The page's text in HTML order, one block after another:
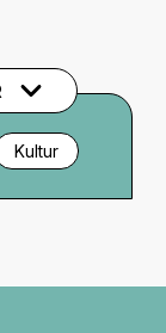
Kultur